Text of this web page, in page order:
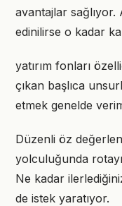
avantajlar sağlıyor.
edinilirse o kadar
yatırım fonları
çıkan başlıca
etmek genelde
Düzenli öz
yolculuğunda
Ne kadar
de istek yaratıyor.